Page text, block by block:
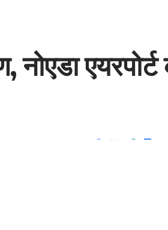
नोएडा एयरपोर्ट